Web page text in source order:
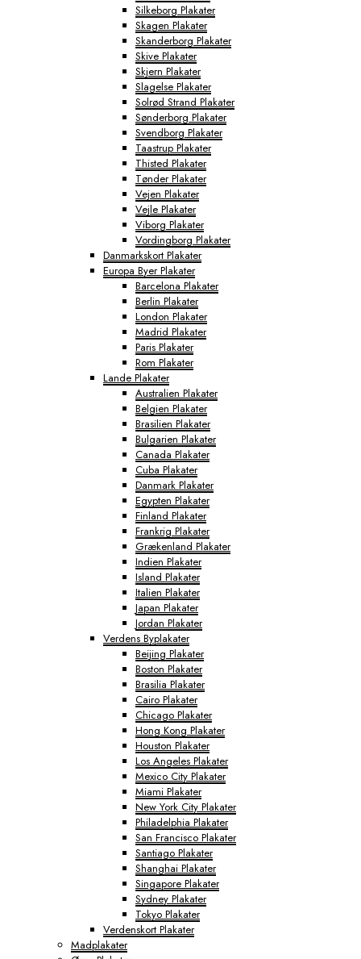
Silkeborg Plakater
Skagen Plakater
Skanderborg Plakater
Skive Plakater
Skjern Plakater
Slagelse Plakater
Solrød Strand Plakater
Sønderborg Plakater
Svendborg Plakater
Taastrup Plakater
Thisted Plakater
Tønder Plakater
Vejen Plakater
Vejle Plakater
Viborg Plakater
Vordingborg Plakater
Danmarkskort Plakater
Europa Byer Plakater
Barcelona Plakater
Berlin Plakater
London Plakater
Madrid Plakater
Paris Plakater
Rom Plakater
Lande Plakater
Australien Plakater
Belgien Plakater
Brasilien Plakater
Bulgarien Plakater
Canada Plakater
Cuba Plakater
Danmark Plakater
Egypten Plakater
Finland Plakater
Frankrig Plakater
Grækenland Plakater
Indien Plakater
Island Plakater
Italien Plakater
Japan Plakater
Jordan Plakater
Verdens Byplakater
Beijing Plakater
Boston Plakater
Brasilia Plakater
Cairo Plakater
Chicago Plakater
Hong Kong Plakater
Houston Plakater
Los Angeles Plakater
Mexico City Plakater
Miami Plakater
New York City Plakater
Philadelphia Plakater
San Francisco Plakater
Santiago Plakater
Shanghai Plakater
Singapore Plakater
Sydney Plakater
Tokyo Plakater
Verdenskort Plakater
Madplakater